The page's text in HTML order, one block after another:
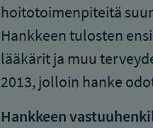
hoitotoimenpiteitä
Hankkeen tulosten
lääkärit ja muu
2013, jolloin hanke
Hankkeen